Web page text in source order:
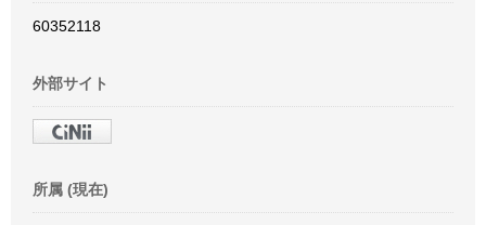
60352118
外部サイト
所属 (現在)